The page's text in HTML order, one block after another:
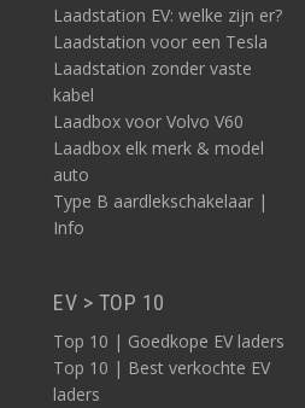
Laadstation EV: welke zijn er?
Laadstation voor een Tesla
Laadstation zonder vaste
kabel
Laadbox voor Volvo V60
Laadbox elk merk & model
auto
Type B aardlekschakelaar |
Info
EV > TOP 10
Top 10 | Goedkope EV laders
Top 10 | Best verkochte EV
laders